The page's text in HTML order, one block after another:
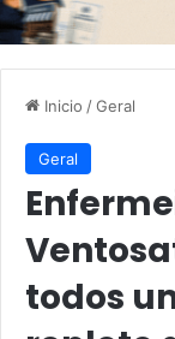
Inicio /Geral
Geral
todos